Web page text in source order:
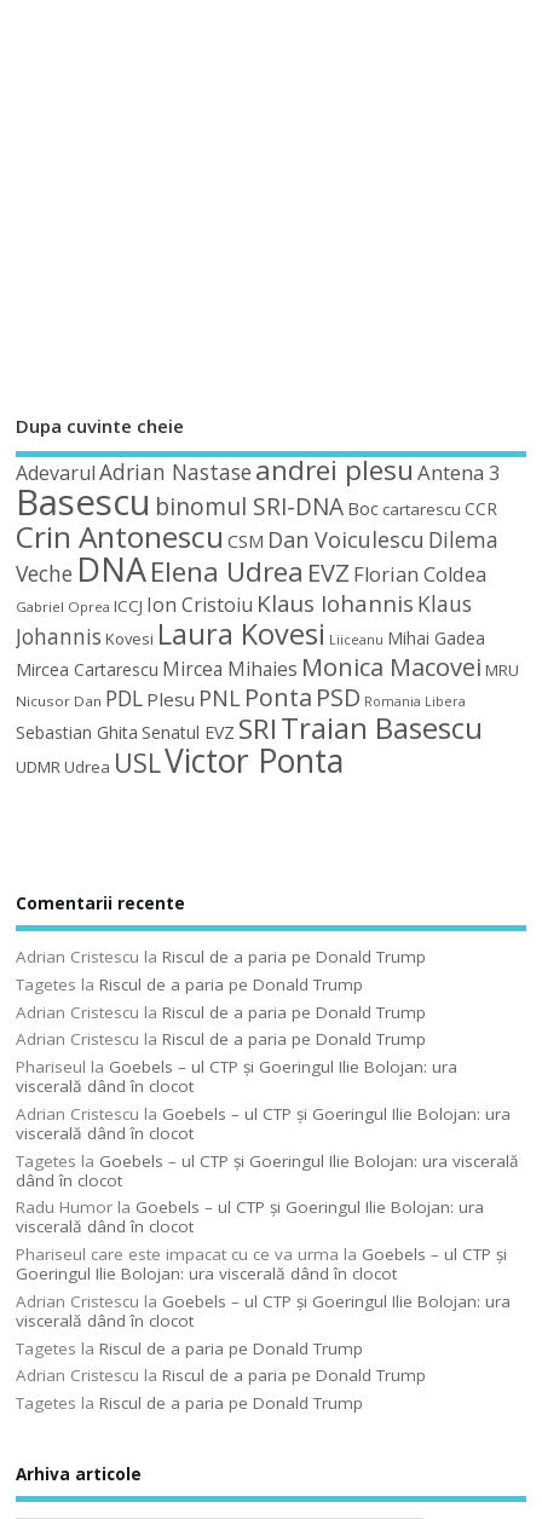
Dupa cuvinte cheie
Adevarul Adrian Nastaseandrei plesuAntena 3
Basescu binomul SRI-DNA Boc cartarescu CCR
Crin Antonescu CSM Dan Voiculescu Dilema
Veche DNAElena Udrea EVZ Florian Coldea
Gabriel Oprea ICCJ Ion Cristoiu Klaus Iohannis Klaus
Johannis Kovesi Laura Kovesi Liiceanu Mihai Gadea
Mircea Cartarescu Mircea Mihaies Monica Macovei MRU
Nicusor Dan PDL Plesu PNL Ponta PSD Romania Libera
Sebastian Ghita Senatul EVZ SRITraian Basescu
UDMRUdrea USLVictor Ponta
Comentarii recente
Adrian Cristescu laRiscul de a paria pe Donald Trump
Tagetes laRiscul de a paria pe Donald Trump
Adrian Cristescu laRiscul de a paria pe Donald Trump
Adrian Cristescu laRiscul de a paria pe Donald Trump
Phariseul la Goebels – ul CTP şi Goeringul Ilie Bolojan: ura
viscerală dând în clocot
Adrian Cristescu la Goebels – ul CTP şi Goeringul Ilie Bolojan: ura
viscerală dând în clocot
Tagetes la Goebels – ul CTP şi Goeringul Ilie Bolojan: ura viscerală
dând în clocot
Radu Humor la Goebels – ul CTP şi Goeringul Ilie Bolojan: ura
viscerală dând în clocot
Phariseul care este impacat cu ce va urma la Goebels – ul CTP şi
Goeringul Ilie Bolojan: ura viscerală dând în clocot
Adrian Cristescu la Goebels – ul CTP şi Goeringul Ilie Bolojan: ura
viscerală dând în clocot
Tagetes laRiscul de a paria pe Donald Trump
Adrian Cristescu laRiscul de a paria pe Donald Trump
Tagetes laRiscul de a paria pe Donald Trump
Arhiva articole